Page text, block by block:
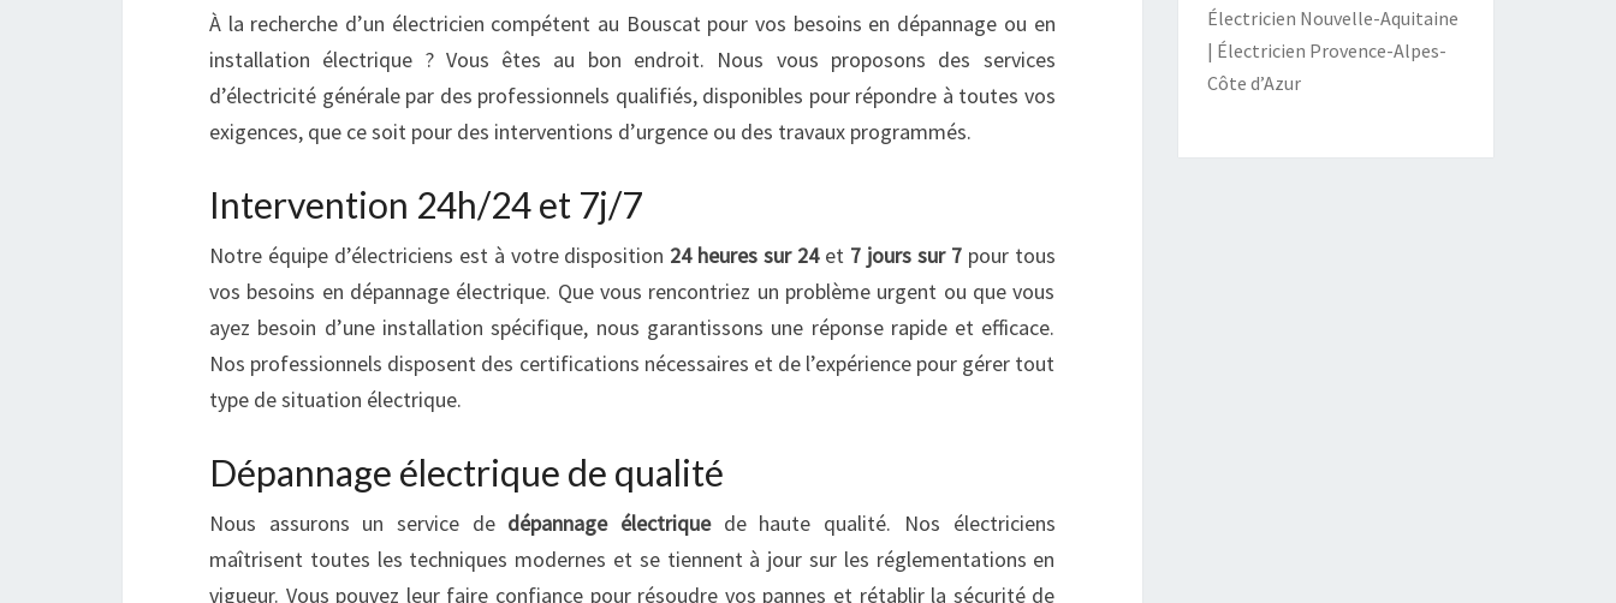
À la recherche d’un électricien compétent au Bouscat pour vos besoins en dépannage ou en
installation électrique ? Vous êtes au bon endroit. Nous vous proposons des services
d’électricité générale par des professionnels qualifiés, disponibles pour répondre à toutes vos
exigences, que ce soit pour des interventions d’urgence ou des travaux programmés.
Intervention 24h/24 et 7j/7
Notre équipe d’électriciens est à votre disposition 24 heures sur 24et 7 jours sur 7pour tous
vos besoins en dépannage électrique. Que vous rencontriez un problème urgent ou que vous
ayez besoin d’une installation spécifique, nous garantissons une réponse rapide et efficace.
Nos professionnels disposent des certifications nécessaires et de l’expérience pour gérer tout
type de situation électrique.
Dépannage électrique de qualité
Nous assurons un service de dépannage électriquede haute qualité. Nos électriciens
maîtrisent toutes les techniques modernes et se tiennent à jour sur les réglementations en
vigueur. Vous pouvez leur faire confiance pour résoudre vos pannes et rétablir la sécurité de
Électricien Nouvelle-Aquitaine
| Électricien Provence-Alpes-
Côte d’Azur